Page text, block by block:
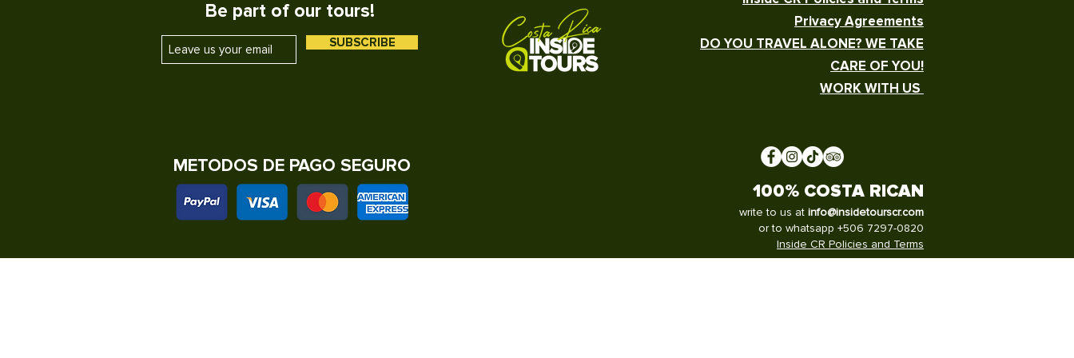
Avistamiento de especies marinas, delfines entre otros
Llegada a la Isla
Almuerzo
Be part of our tours!
SUBSCRIBE
Privacy Agreements
DO YOU TRAVEL ALONE? WE TAKE
CARE OF YOU!
WORK WITH US
METODOS DE PAGO SEGURO
100% COSTA RICAN
write to us at info@insidetourscr.com
or to whatsapp +506 7297-0820
Inside CR Policies and Terms